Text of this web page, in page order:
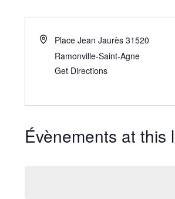
Place Jean Jaurès 31520
Ramonville-Saint-Agne
Get Directions
Évènements at this